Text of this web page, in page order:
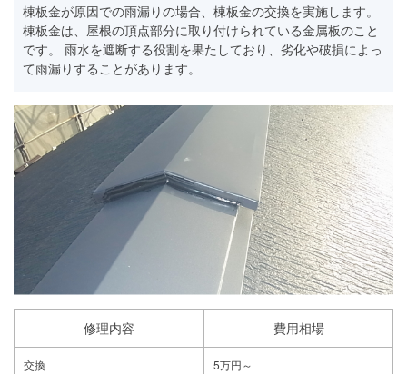
棟板金が原因での雨漏りの場合、棟板金の交換を実施します。
棟板金は、屋根の頂点部分に取り付けられている金属板のこと
です。 雨水を遮断する役割を果たしており、劣化や破損によっ
て雨漏りすることがあります。
修理内容 費用相場
交換 5万円～